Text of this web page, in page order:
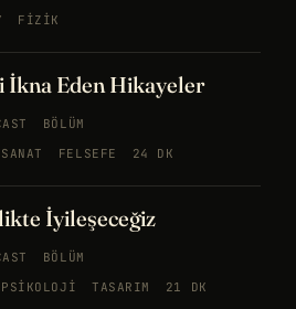
FIZIK
İkna Eden Hikayeler
BÖLÜM
SANAT FELSEFE 24 DK
İyileşeceğiz
BÖLÜM
PSIKOLOJI TASARIM 21 DK